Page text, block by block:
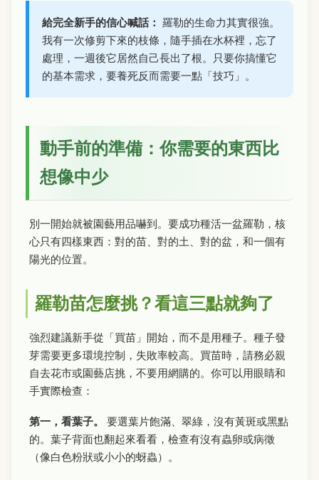
給完全新手的信心喊話： 羅勒的生命力其實很強。
我有一次修剪下來的枝條，隨手插在水杯裡，忘了
處理，一週後它居然自己長出了根。只要你搞懂它
的基本需求，要養死反而需要一點「技巧」。
動手前的準備：你需要的東西比
想像中少
別一開始就被園藝用品嚇到。要成功種活一盆羅勒，核
心只有四樣東西：對的苗、對的土、對的盆，和一個有
陽光的位置。
羅勒苗怎麼挑？看這三點就夠了
強烈建議新手從「買苗」開始，而不是用種子。種子發
芽需要更多環境控制，失敗率較高。買苗時，請務必親
自去花市或園藝店挑，不要用網購的。你可以用眼睛和
手實際檢查：
第一，看葉子。
要選葉片飽滿、翠綠，沒有黃斑或黑點
的。葉子背面也翻起來看看，檢查有沒有蟲卵或病徵
（像白色粉狀或小小的蚜蟲）。